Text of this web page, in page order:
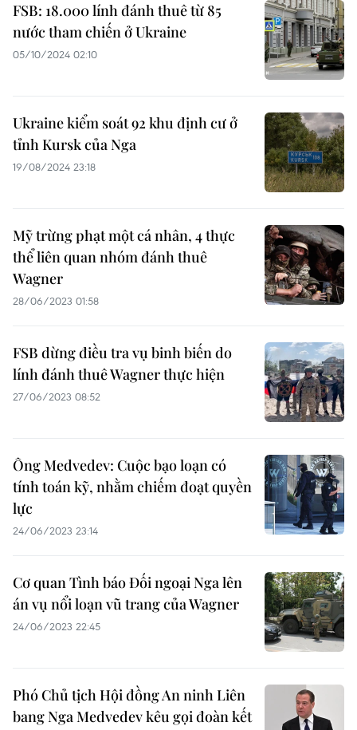
FSB: 18.000 lính đánh thuê từ 85
nước tham chiến ở Ukraine
05/10/2024 02:10
Ukraine kiểm soát 92 khu định cư ở
tỉnh Kursk của Nga
19/08/2024 23:18
Mỹ trừng phạt một cá nhân, 4 thực
thể liên quan nhóm đánh thuê
Wagner
28/06/2023 01:58
FSB dừng điều tra vụ binh biến do
lính đánh thuê Wagner thực hiện
27/06/2023 08:52
Ông Medvedev: Cuộc bạo loạn có
tính toán kỹ, nhằm chiếm đoạt quyền
lực
24/06/2023 23:14
Cơ quan Tình báo Đối ngoại Nga lên
án vụ nổi loạn vũ trang của Wagner
24/06/2023 22:45
Phó Chủ tịch Hội đồng An ninh Liên
bang Nga Medvedev kêu gọi đoàn kết